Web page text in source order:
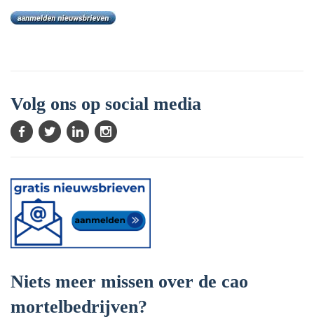
Volg ons op social media
Niets meer missen over de cao
mortelbedrijven?